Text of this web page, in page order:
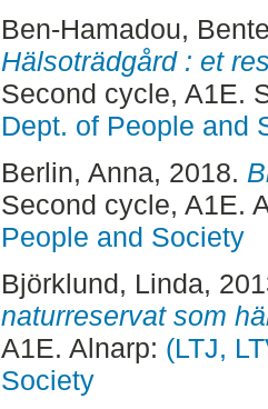
Ben-Hamadou,
Hälsoträdgård : et
Second cycle, A1E.
Dept. of People and
Berlin, Anna, 2018.
Second cycle, A1E.
People and Society
Björklund, Linda,
naturreservat som
A1E. Alnarp: (LTJ,
Society